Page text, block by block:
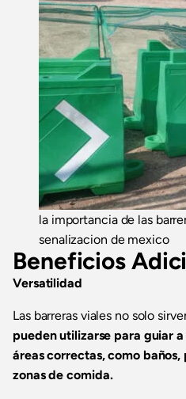
la importancia de las
senalizacion de mexico
Beneficios
Versatilidad
Las barreras viales no solo
pueden utilizarse para guiar
áreas correctas, como
zonas de comida.